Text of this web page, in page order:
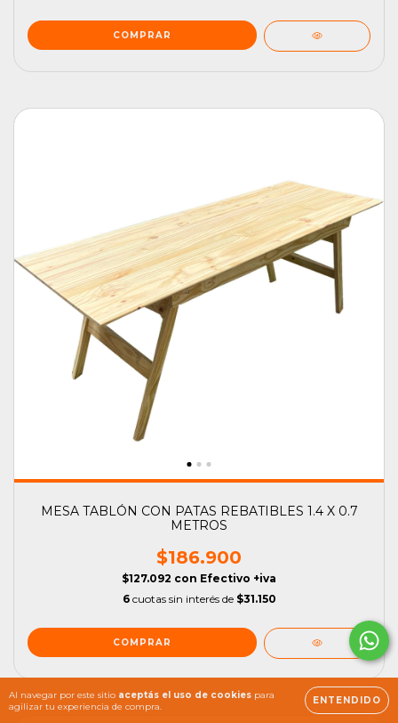
Al navegar por este sitio aceptás el uso de cookies para
agilizar tu experiencia de compra.
ENTENDIDO
MESA TABLÓN CON PATAS REBATIBLES 1.4 X 0.7
METROS
$186.900
$127.092 con Efectivo +iva
6 cuotas sin interés de $31.150